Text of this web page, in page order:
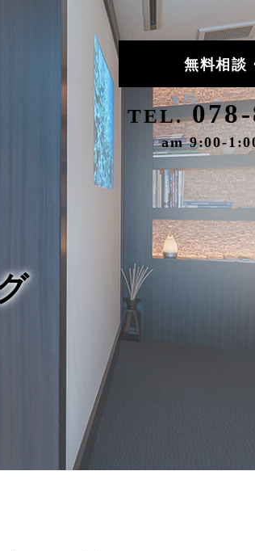
無料相談
TEL.
am 9:00-